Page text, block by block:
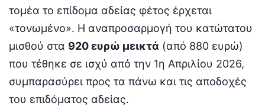
τομέα το επίδομα αδείας φέτος έρχεται
«τονωμένο». Η αναπροσαρμογή του κατώτατου
μισθού στα 920 ευρώ μεικτά (από 880 ευρώ)
που τέθηκε σε ισχύ από την 1η Απριλίου 2026,
συμπαρασύρει προς τα πάνω και τις αποδοχές
του επιδόματος αδείας.